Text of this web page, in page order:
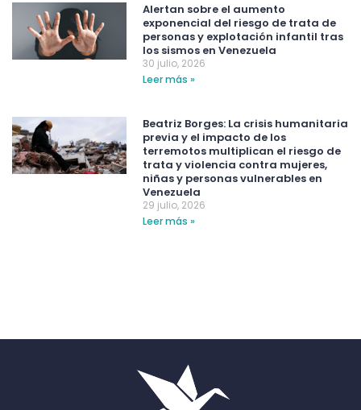
Alertan sobre el aumento
exponencial del riesgo de trata de
personas y explotación infantil tras
los sismos en Venezuela
30 julio, 2026
Leer más »
Beatriz Borges: La crisis humanitaria
previa y el impacto de los
terremotos multiplican el riesgo de
trata y violencia contra mujeres,
niñas y personas vulnerables en
Venezuela
29 julio, 2026
Leer más »